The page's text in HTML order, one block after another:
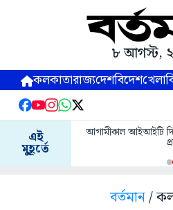
৮ আগস্ট,
কলকাতারাজ্যদেশবিদেশখেলা
এই
মুহূর্তে
আগামীকাল আইআইটি
বর্তমান/